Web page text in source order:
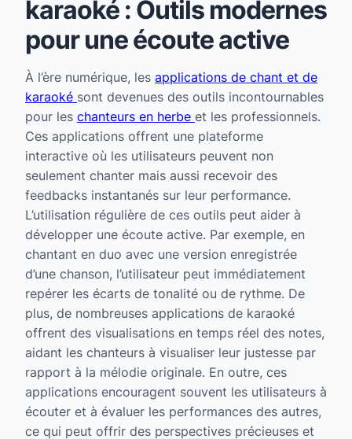
karaoké : Outils modernes
pour une écoute active
À l’ère numérique, les applications de chant et de
karaoké sont devenues des outils incontournables
pour les chanteurs en herbe et les professionnels.
Ces applications offrent une plateforme
interactive où les utilisateurs peuvent non
seulement chanter mais aussi recevoir des
feedbacks instantanés sur leur performance.
L’utilisation régulière de ces outils peut aider à
développer une écoute active. Par exemple, en
chantant en duo avec une version enregistrée
d’une chanson, l’utilisateur peut immédiatement
repérer les écarts de tonalité ou de rythme. De
plus, de nombreuses applications de karaoké
offrent des visualisations en temps réel des notes,
aidant les chanteurs à visualiser leur justesse par
rapport à la mélodie originale. En outre, ces
applications encouragent souvent les utilisateurs à
écouter et à évaluer les performances des autres,
ce qui peut offrir des perspectives précieuses et